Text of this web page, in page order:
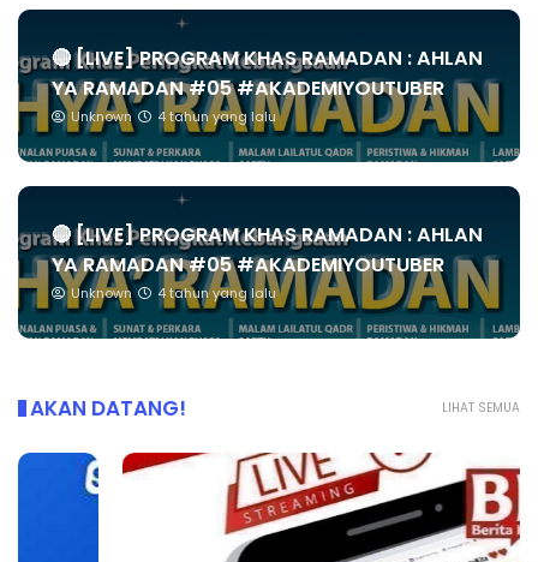
🔴 [LIVE] PROGRAM KHAS RAMADAN : AHLAN
YA RAMADAN #05 #AKADEMIYOUTUBER
Unknown 4 tahun yang lalu
🔴 [LIVE] PROGRAM KHAS RAMADAN : AHLAN
YA RAMADAN #05 #AKADEMIYOUTUBER
Unknown 4 tahun yang lalu
LIHAT SEMUA
AKAN DATANG!